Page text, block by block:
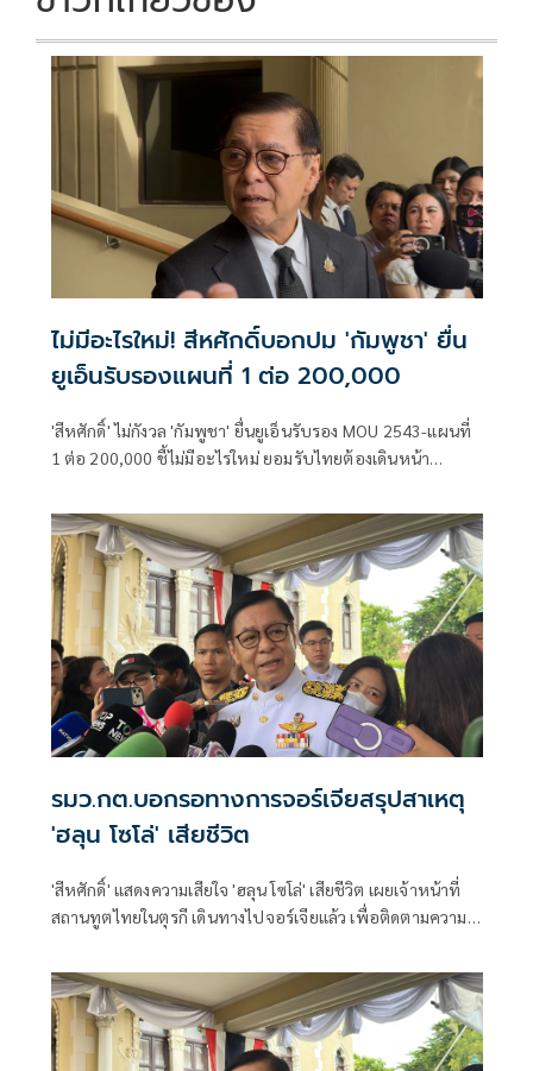
ไม่มีอะไรใหม่! สีหศักดิ์บอกปม 'กัมพูชา' ยื่น
ยูเอ็นรับรองแผนที่ 1 ต่อ 200,000
'สีหศักดิ์' ไม่กังวล 'กัมพูชา' ยื่นยูเอ็นรับรอง MOU 2543-แผนที่
1 ต่อ 200,000​ ชี้ไม่มีอะไรใหม่ ยอมรับไทยต้องเดินหน้า
ระวังตกเป็นเครื่องมือเขมร​
รมว.กต.บอกรอทางการจอร์เจียสรุปสาเหตุ
'ฮลุน โซโล่' เสียชีวิต
'สีหศักดิ์' แสดงความเสียใจ 'ฮลุน โซโล่' เสียชีวิต เผยเจ้าหน้าที่
สถานทูตไทยในตุรกี เดินทางไปจอร์เจียแล้ว เพื่อติดตามความ